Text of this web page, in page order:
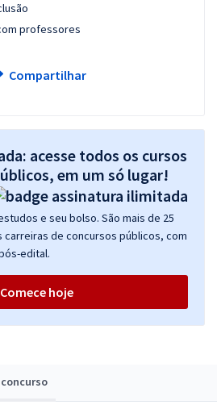
professores
Compartilhar
acesse todos os cursos
em um só lugar!
e seu bolso. São mais de 25
carreiras de concursos públicos, com
edital.
Comece hoje